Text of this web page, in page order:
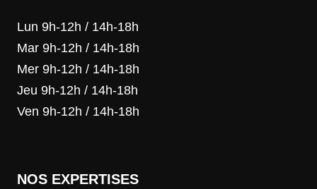
Lun 9h-12h / 14h-18h
Mar 9h-12h / 14h-18h
Mer 9h-12h / 14h-18h
Jeu 9h-12h / 14h-18h
Ven 9h-12h / 14h-18h
NOS EXPERTISES